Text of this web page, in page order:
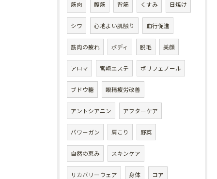
筋肉 腹筋 背筋 くすみ 日焼け
シワ 心地よい肌触り 血行促進
筋肉の疲れ ボディ 脱毛 美顔
アロマ 宮崎エステ ポリフェノール
ブドウ糖 眼精疲労改善
アントシアニン アフターケア
パワーガン 肩こり 野菜
自然の恵み スキンケア
リカバリーウェア 身体 コア